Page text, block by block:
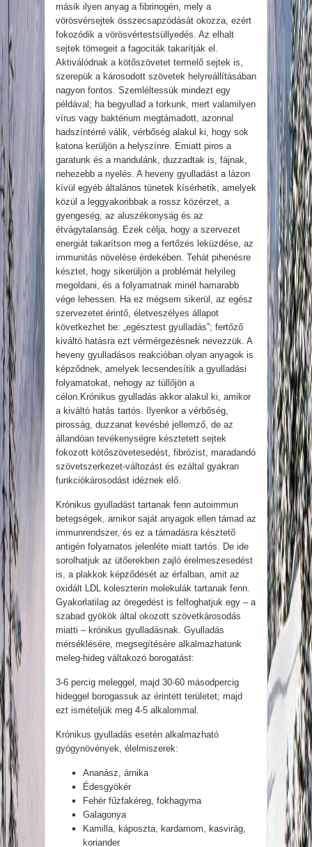
másik ilyen anyag a fibrinogén, mely a
vörösvérsejtek összecsapzódását okozza, ezért
fokozódik a vörösvértestsüllyedés. Az elhalt
sejtek tömegeit a fagociták takarítják el.
Aktiválódnak a kötőszövetet termelő sejtek is,
szerepük a károsodott szövetek helyreállításában
nagyon fontos. Szemléltessük mindezt egy
példával; ha begyullad a torkunk, mert valamilyen
vírus vagy baktérium megtámadott, azonnal
hadszíntérré válik, vérbőség alakul ki, hogy sok
katona kerüljön a helyszínre. Emiatt piros a
garatunk és a mandulánk, duzzadtak is, fájnak,
nehezebb a nyelés. A heveny gyulladást a lázon
kívül egyéb általános tünetek kísérhetik, amelyek
közül a leggyakoribbak a rossz közérzet, a
gyengeség, az aluszékonyság és az
étvágytalanság. Ezek célja, hogy a szervezet
energiát takarítson meg a fertőzés leküzdése, az
immunitás növelése érdekében. Tehát pihenésre
késztet, hogy sikerüljön a problémát helyileg
megoldani, és a folyamatnak minél hamarabb
vége lehessen. Ha ez mégsem sikerül, az egész
szervezetet érintő, életveszélyes állapot
következhet be: „egésztest gyulladás”; fertőző
kiváltó hatásra ezt vérmérgezésnek nevezzük. A
heveny gyulladásos reakcióban olyan anyagok is
képződnek, amelyek lecsendesítik a gyulladási
folyamatokat, nehogy az túllőjön a
célon.Krónikus gyulladás akkor alakul ki, amikor
a kiváltó hatás tartós. Ilyenkor a vérbőség,
pirosság, duzzanat kevésbé jellemző, de az
állandóan tevékenységre késztetett sejtek
fokozott kötőszövetesedést, fibrózist, maradandó
szövetszerkezet-változást és ezáltal gyakran
funkciókárosodást idéznek elő.
Krónikus gyulladást tartanak fenn autoimmun
betegségek, amikor saját anyagok ellen támad az
immunrendszer, és ez a támadásra késztető
antigén folyamatos jelenléte miatt tartós. De ide
sorolhatjuk az ütőerekben zajló érelmeszesedést
is, a plakkok képződését az érfalban, amit az
oxidált LDL koleszterin molekulák tartanak fenn.
Gyakorlatilag az öregedést is felfoghatjuk egy – a
szabad gyökök által okozott szövetkárosodás
miatti – krónikus gyulladásnak. Gyulladás
mérséklésére, megsegítésére alkalmazhatunk
meleg-hideg váltakozó borogatást:
3-6 percig meleggel, majd 30-60 másodpercig
hideggel borogassuk az érintett területet; majd
ezt ismételjük meg 4-5 alkalommal.
Krónikus gyulladás esetén alkalmazható
gyógynövények, élelmiszerek:
Ananász, árnika
Édesgyökér
Fehér fűzfakéreg, fokhagyma
Galagonya
Kamilla, káposzta, kardamom, kasvirág,
koriander